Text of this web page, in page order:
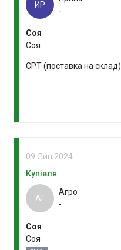
ИР
-
Соя
Соя
CPT (поставка на склад)
09 Лип 2024
Купівля
АГ
Агро
-
Соя
Соя